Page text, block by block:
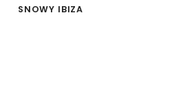
SNOWY IBIZA